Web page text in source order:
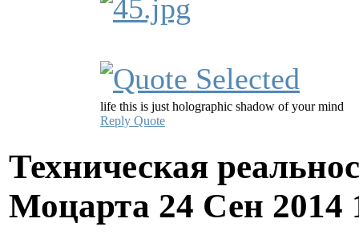
life this is just holographic shadow of your mind
Reply Quote
Техническая
Моцарта 24 Сен 2014